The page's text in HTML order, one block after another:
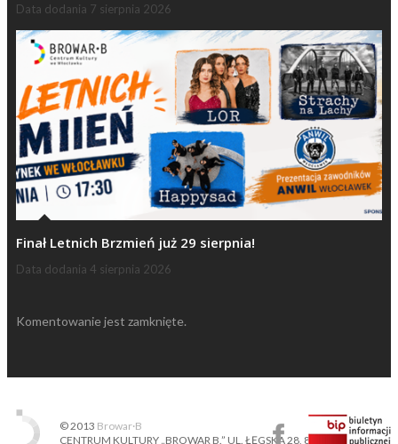
Data dodania 7 sierpnia 2026
Finał Letnich Brzmień już 29 sierpnia!
Data dodania 4 sierpnia 2026
Komentowanie jest zamknięte.
© 2013 Browar·B
CENTRUM KULTURY „BROWAR B.” UL. ŁĘGSKA 28, 87-800